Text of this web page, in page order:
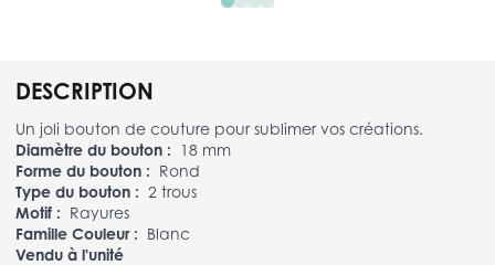
DESCRIPTION
Un joli bouton de couture pour sublimer vos créations.
Diamètre du bouton :
18 mm
Forme du bouton : Rond
Type du bouton : 2 trous
Motif : Rayures
Famille Couleur : Blanc
Vendu à l'unité